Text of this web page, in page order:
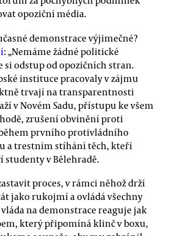
opoziční média.
demonstrace výjimečné?
: „Nemáme žádné politické
si odstup od opozičních stran.
instituce pracovaly v zájmu
trvají na transparentnosti
v Novém Sadu, přístupu ke všem
zrušení obvinění proti
prvního protivládního
a trestním stíhání těch, kteří
v Bělehradě.
proces, v rámci něhož drží
jako rukojmí a ovládá všechny
na demonstrace reaguje jak
který připomíná klinč v boxu,